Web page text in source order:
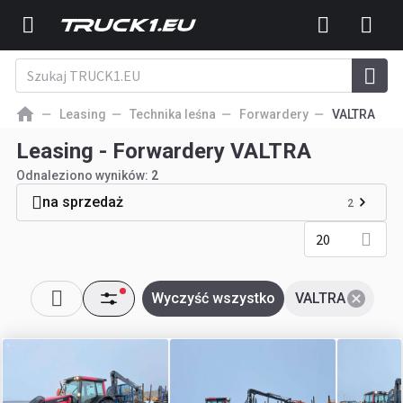
Leasing Technika leśna Forwardery VALTRA
Leasing - Forwardery VALTRA
Odnaleziono wyników: 2
na sprzedaż 2
20
VALTRA
Wyczyść wszystko